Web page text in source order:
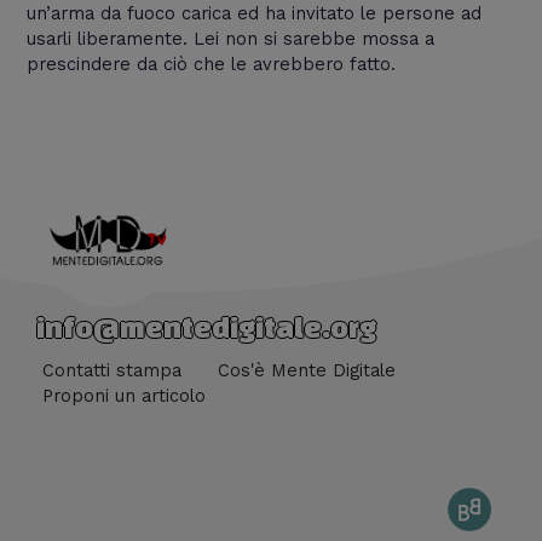
un’arma da fuoco carica ed ha invitato le persone ad
usarli liberamente. Lei non si sarebbe mossa a
prescindere da ciò che le avrebbero fatto.
info@mentedigitale.org
Contatti stampa
Cos'è Mente Digitale
Proponi un articolo